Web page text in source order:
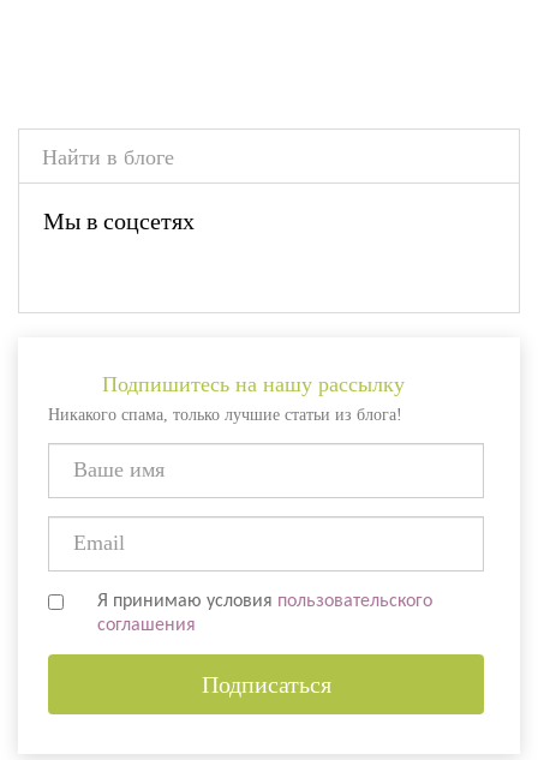
Мы в соцсетях
Подпишитесь на нашу рассылку
Никакого спама, только лучшие статьи из блога!
Я принимаю условия пользовательского
соглашения
Подписаться